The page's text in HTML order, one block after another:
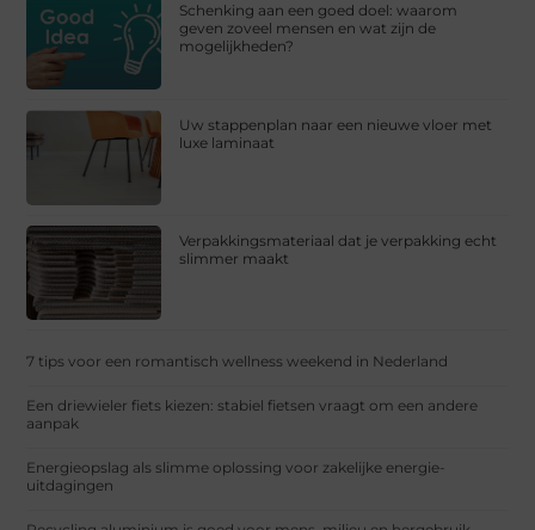
Schenking aan een goed doel: waarom
geven zoveel mensen en wat zijn de
mogelijkheden?
Uw stappenplan naar een nieuwe vloer met
luxe laminaat
Verpakkingsmateriaal dat je verpakking echt
slimmer maakt
7 tips voor een romantisch wellness weekend in Nederland
Een driewieler fiets kiezen: stabiel fietsen vraagt om een andere
aanpak
Energieopslag als slimme oplossing voor zakelijke energie-
uitdagingen